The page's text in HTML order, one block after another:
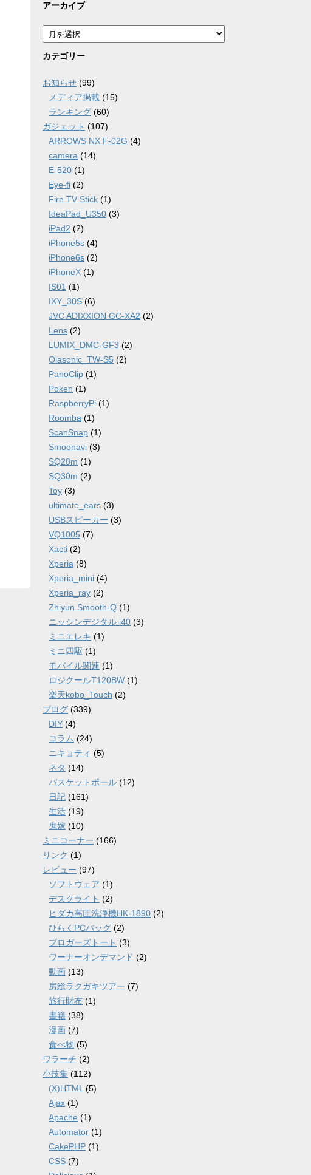
アーカイブ
ア
ー
カ
ブ
カテゴリー
お知らせ (99)
メディア掲載 (15)
ランキング (60)
ガジェット (107)
ARROWS NX F-02G (4)
camera (14)
E-520 (1)
Eye-fi (2)
Fire TV Stick (1)
IdeaPad_U350 (3)
iPad2 (2)
iPhone5s (4)
iPhone6s (2)
iPhoneX (1)
IS01 (1)
IXY_30S (6)
JVC ADIXXION GC-XA2 (2)
Lens (2)
LUMIX_DMC-GF3 (2)
Olasonic_TW-S5 (2)
PanoClip (1)
Poken (1)
RaspberryPi (1)
Roomba (1)
ScanSnap (1)
Smoonavi (3)
SQ28m (1)
SQ30m (2)
Toy (3)
ultimate_ears (3)
USBスピーカー (3)
VQ1005 (7)
Xacti (2)
Xperia (8)
Xperia_mini (4)
Xperia_ray (2)
Zhiyun Smooth-Q (1)
ニッシンデジタル i40 (3)
ミニエレキ (1)
ミニ四駆 (1)
モバイル関連 (1)
ロジクールT120BW (1)
楽天kobo_Touch (2)
ブログ (339)
DIY (4)
コラム (24)
ニキョティ (5)
ネタ (14)
バスケットボール (12)
日記 (161)
生活 (19)
鬼嫁 (10)
ミニコーナー (166)
リンク (1)
レビュー (97)
ソフトウェア (1)
デスクライト (2)
ヒダカ高圧洗浄機HK-1890 (2)
ひらくPCバッグ (2)
ブロガーズトート (3)
ワーナーオンデマンド (2)
動画 (13)
房総ラクガキツアー (7)
旅行財布 (1)
書籍 (38)
漫画 (7)
食べ物 (5)
ワラーチ (2)
小技集 (112)
(X)HTML (5)
Ajax (1)
Apache (1)
Automator (1)
CakePHP (1)
CSS (7)